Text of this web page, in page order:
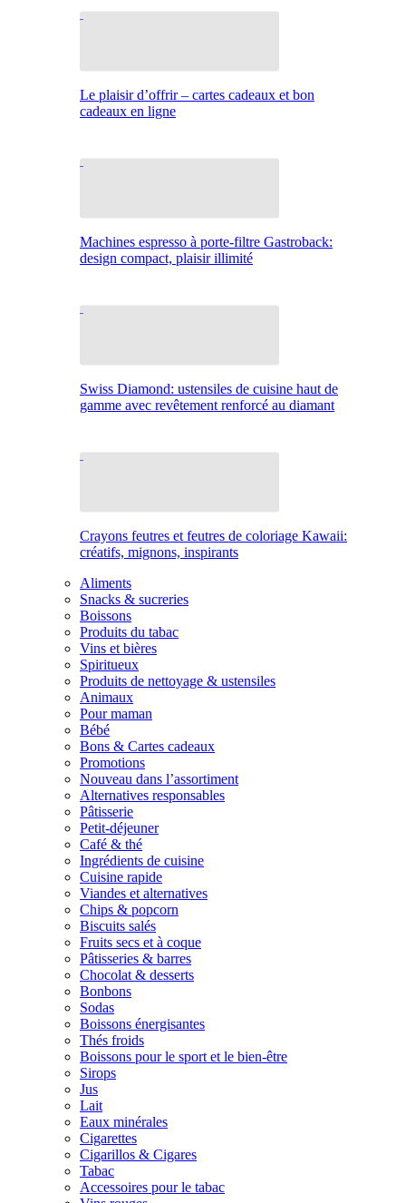
Le plaisir d’offrir – cartes cadeaux et bon
cadeaux en ligne
Machines espresso à porte-filtre Gastroback:
design compact, plaisir illimité
Swiss Diamond: ustensiles de cuisine haut de
gamme avec revêtement renforcé au diamant
Crayons feutres et feutres de coloriage Kawaii:
créatifs, mignons, inspirants
Aliments
Snacks & sucreries
Boissons
Produits du tabac
Vins et bières
Spiritueux
Produits de nettoyage & ustensiles
Animaux
Pour maman
Bébé
Bons & Cartes cadeaux
Promotions
Nouveau dans l’assortiment
Alternatives responsables
Pâtisserie
Petit-déjeuner
Café & thé
Ingrédients de cuisine
Cuisine rapide
Viandes et alternatives
Chips & popcorn
Biscuits salés
Fruits secs et à coque
Pâtisseries & barres
Chocolat & desserts
Bonbons
Sodas
Boissons énergisantes
Thés froids
Boissons pour le sport et le bien-être
Sirops
Jus
Lait
Eaux minérales
Cigarettes
Cigarillos & Cigares
Tabac
Accessoires pour le tabac